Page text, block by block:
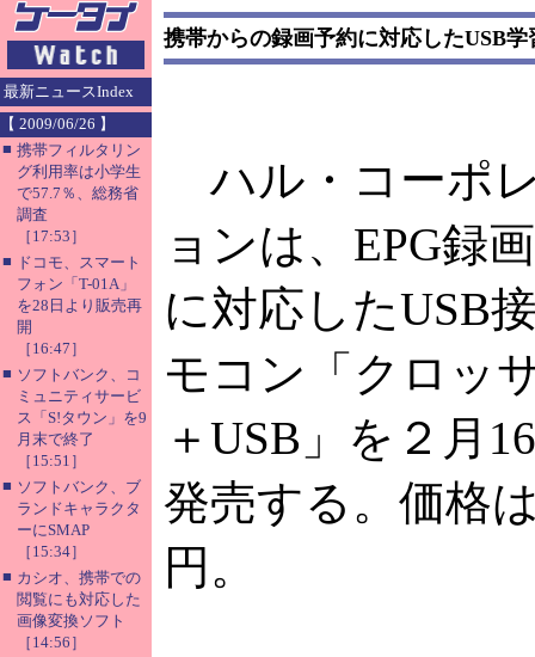
最新ニュースIndex
【 2009/06/26 】
■ 携帯フィルタリン
グ利用率は小学生
で57.7％、総務省
調査
［17:53］
■ ドコモ、スマート
フォン「T-01A」
を28日より販売再
開
［16:47］
■ ソフトバンク、コ
ミュニティサービ
ス「S!タウン」を9
月末で終了
［15:51］
■ ソフトバンク、ブ
ランドキャラクタ
ーにSMAP
［15:34］
■ カシオ、携帯での
閲覧にも対応した
画像変換ソフト
［14:56］
携帯からの録画予約に対応したUSB学
ハル・コーポ
ョンは、EPG録
に対応したUSB
モコン「クロッ
＋USB」を２月
発売する。価格
円。